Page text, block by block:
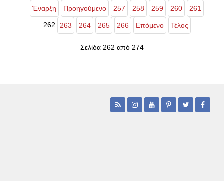
Έναρξη Προηγούμενο 257 258 259 260 261
262 263 264 265 266 Επόμενο Τέλος
Σελίδα 262 από 274